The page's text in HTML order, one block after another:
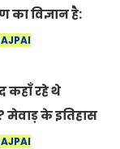
विज्ञान है:
दिवस 2026 पर
कहाँ रहे थे
मेवाड़ के इतिहास
जो आज भी